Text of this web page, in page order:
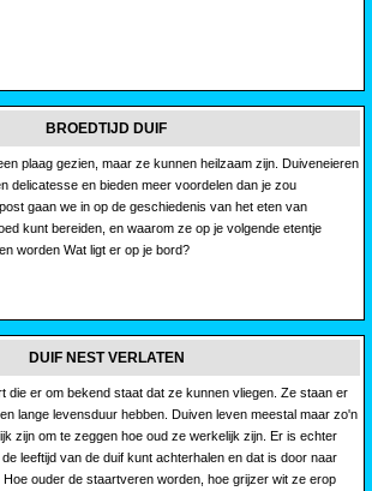
BROEDTIJD DUIF
plaag gezien, maar ze kunnen heilzaam zijn. Duiveneieren
delicatesse en bieden meer voordelen dan je zou
gaan we in op de geschiedenis van het eten van
kunt bereiden, en waarom ze op je volgende etentje
geserveerd zouden moeten worden Wat ligt er op je bord?
DUIF NEST VERLATEN
die er om bekend staat dat ze kunnen vliegen. Ze staan er
lange levensduur hebben. Duiven leven meestal maar zo'n
zijn om te zeggen hoe oud ze werkelijk zijn. Er is echter
leeftijd van de duif kunt achterhalen en dat is door naar
ouder de staartveren worden, hoe grijzer wit ze erop